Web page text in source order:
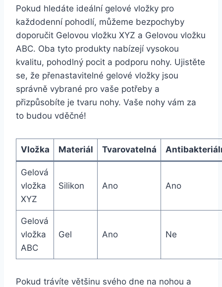
Pokud hledáte ideální gelové vložky pro
každodenní pohodlí,⁢ můžeme bezpochyby
doporučit‌ Gelovou vložku XYZ a Gelovou vložku
ABC. Oba tyto produkty ⁢nabízejí ⁢vysokou
kvalitu, ​pohodlný‍ pocit a ⁣podporu ‍nohy. Ujistěte
se, že přenastavitelné ‍gelové vložky jsou
správně vybrané pro‌ vaše potřeby a
přizpůsobíte​ je tvaru nohy. Vaše ⁣nohy​ vám za
⁣to budou ‍vděčné!
Vložka Materiál Tvarovatelná
Gelová‍
vložka⁤
XYZ
Silikon Ano Ano
Gelová
vložka
ABC
Gel Ano Ne
Pokud⁢ trávíte většinu svého ⁣dne na‌ nohou​ a